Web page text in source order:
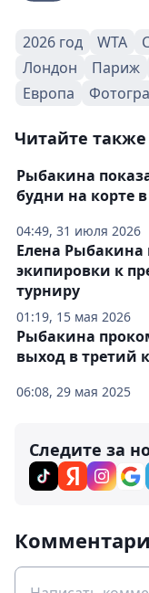
2026 год WTA
Лондон
Париж
Европа
Читайте также
04:49, 31 июля 2026
Рыбакина
будни на корте
01:19, 15 мая 2026
Елена Рыбакина
экипировки к
турниру
06:08, 29 мая 2025
Рыбакина
выход в третий
Следите за